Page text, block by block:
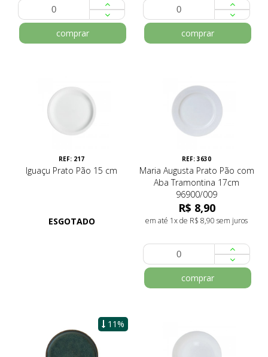
comprar comprar
REF: 217
Iguaçu Prato Pão 15 cm
ESGOTADO
REF: 3630
Maria Augusta Prato Pão com
Aba Tramontina 17cm
96900/009
R$ 8,90
em até 1x de R$ 8,90 sem juros
comprar
11%